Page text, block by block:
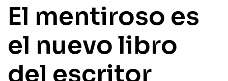
El mentiroso es
el nuevo libro
del escritor